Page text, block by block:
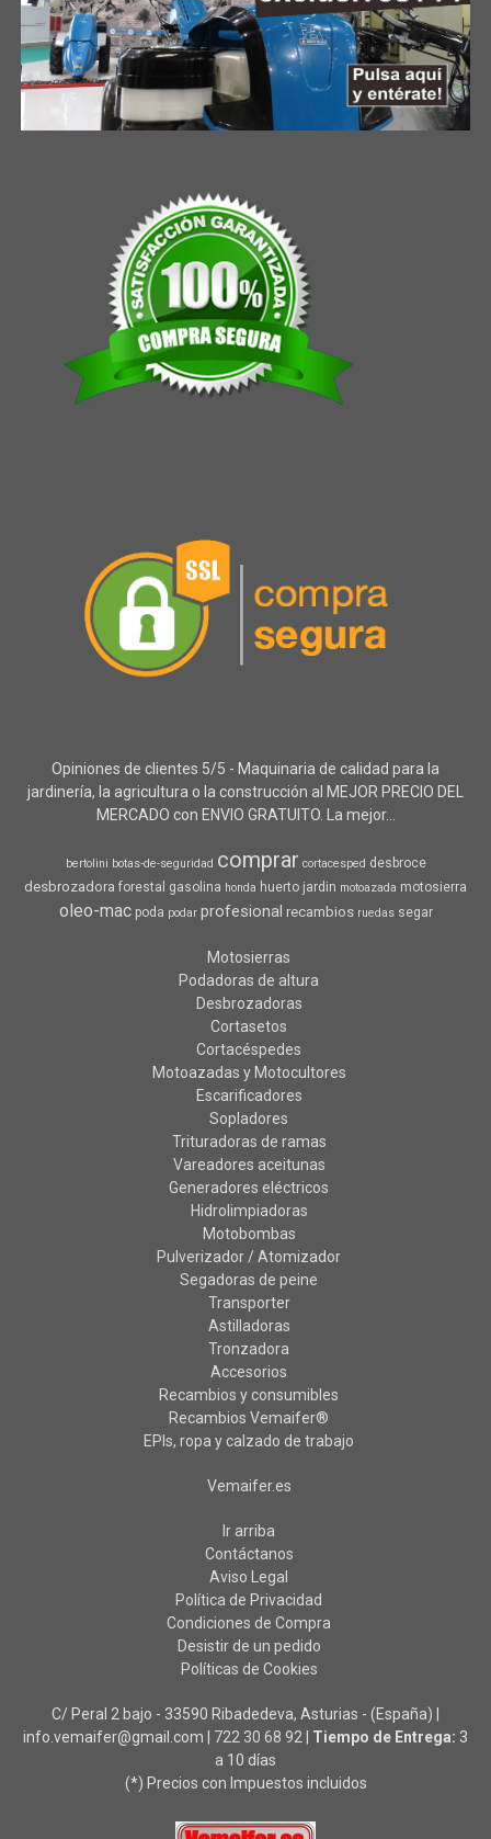
Opiniones de clientes 5/5 - Maquinaria de calidad para la
jardinería, la agricultura o la construcción al MEJOR PRECIO DEL
MERCADO con ENVIO GRATUITO. La mejor...
bertolini botas-de-seguridad comprar cortacesped desbroce
desbrozadora forestal gasolina honda huerto jardin motoazada motosierra
oleo-mac poda podar profesional recambios ruedas segar
Motosierras
Podadoras de altura
Desbrozadoras
Cortasetos
Cortacéspedes
Motoazadas y Motocultores
Escarificadores
Sopladores
Trituradoras de ramas
Vareadores aceitunas
Generadores eléctricos
Hidrolimpiadoras
Motobombas
Pulverizador / Atomizador
Segadoras de peine
Transporter
Astilladoras
Tronzadora
Accesorios
Recambios y consumibles
Recambios Vemaifer®
EPIs, ropa y calzado de trabajo
Vemaifer.es
Ir arriba
Contáctanos
Aviso Legal
Política de Privacidad
Condiciones de Compra
Desistir de un pedido
Políticas de Cookies
C/ Peral 2 bajo - 33590 Ribadedeva, Asturias - (España) |
info.vemaifer@gmail.com | 722 30 68 92 Tiempo de Entrega: 3
a 10 días
(*) Precios con Impuestos incluidos